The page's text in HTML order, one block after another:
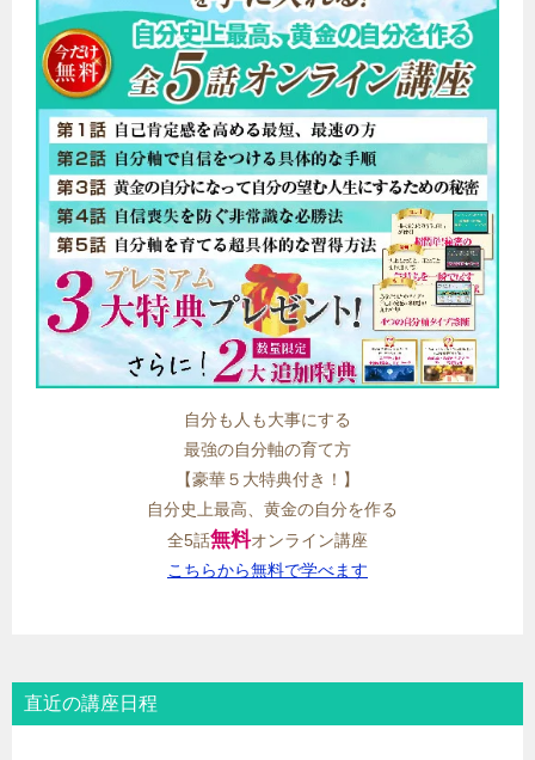
自分も人も大事にする
最強の自分軸の育て方
【豪華５大特典付き！】
自分史上最高、黄金の自分を作る
全5話無料オンライン講座
こちらから無料で学べます
直近の講座日程